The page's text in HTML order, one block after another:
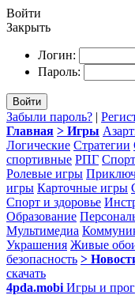
Войти
Закрыть
Логин:
Пароль:
Войти
Забыли пароль? |
Главная > Игры
Логические Стратегии
спортивные РПГ
Ролевые игры
игры Карточные игры
Спорт и здоровье
Образование
Мультимедиа
Украшения Живые
безопасность >
скачать
4pda.mobi Игры и